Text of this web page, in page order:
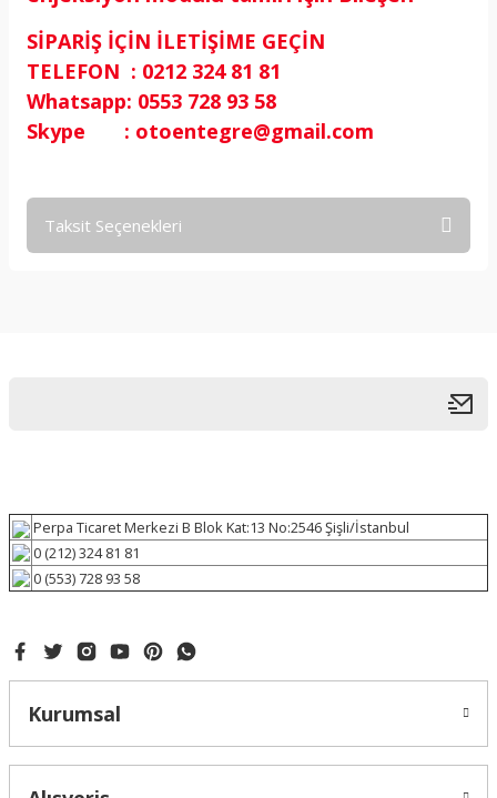
SİPARİŞ İÇİN İLETİŞİME GEÇİN
TELEFON : 0212 324 81 81
Whatsapp: 0553 728 93 58
Skype : otoentegre@gmail.com
Taksit Seçenekleri
Perpa Ticaret Merkezi B Blok Kat:13 No:2546 Şişli/İstanbul
0 (212) 324 81 81
0 (553) 728 93 58
Kurumsal